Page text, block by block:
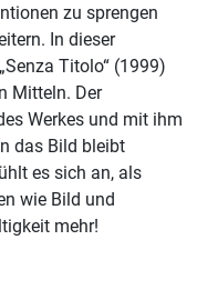
zu sprengen
In dieser
Titolo“ (1999)
Mitteln. Der
Werkes und mit ihm
das Bild bleibt
es sich an, als
wie Bild und
mehr!